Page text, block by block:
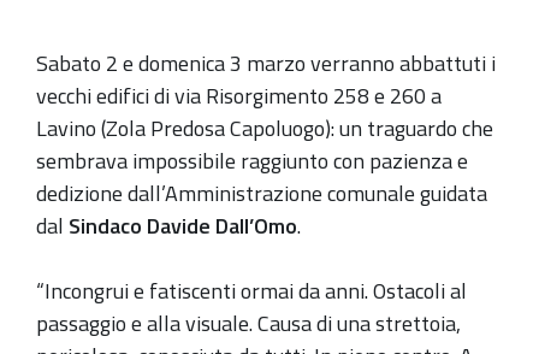
Sabato 2 e domenica 3 marzo verranno abbattuti i
vecchi edifici di via Risorgimento 258 e 260 a
Lavino (Zola Predosa Capoluogo): un traguardo che
sembrava impossibile raggiunto con pazienza e
dedizione dall’Amministrazione comunale guidata
dal Sindaco Davide Dall’Omo.
“Incongrui e fatiscenti ormai da anni. Ostacoli al
passaggio e alla visuale. Causa di una strettoia,